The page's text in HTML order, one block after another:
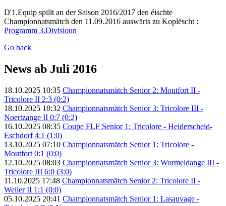
D'1.Equip spillt an der Saison 2016/2017 den éischte
Championnatsmätch den 11.09.2016 auswärts zu Koplëscht :
Programm 3.Divisioun
Go back
News ab Juli 2016
18.10.2025 10:35 Championnatsmätch Senior 2: Moutfort II -
Tricolore II 2:3 (0:2)
18.10.2025 10:32 Championnatsmätch Senior 3: Tricolore III -
Noertzange II 0:7 (0:2)
16.10.2025 08:35 Coupe FLF Senior 1: Tricolore - Heiderscheid-
Eschdorf 4:1 (1:0)
13.10.2025 07:10 Championnatsmätch Senior 1: Tricolore -
Moutfort 0:1 (0:0)
12.10.2025 08:03 Championnatsmätch Senior 3: Wormeldange III -
Tricolore III 6:0 (3:0)
11.10.2025 17:48 Championnatsmätch Senior 2: Tricolore II -
Weiler II 1:1 (0:0)
05.10.2025 20:41 Championnatsmätch Senior 1: Lasauvage -